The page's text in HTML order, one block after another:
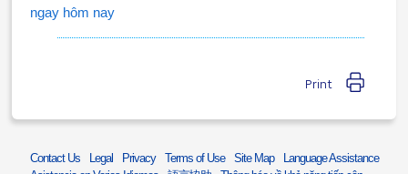
ngay hôm nay
Print
Contact Us Legal Privacy Terms of Use Site Map
Language Assistance